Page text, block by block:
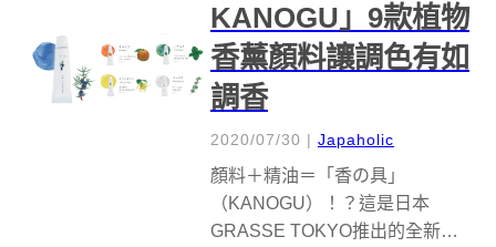
KANOGU」9款植物
香薰顏料讓調色有如
調香
2020/07/30 | Japaholic
顏料＋精油＝「香の具」
（KANOGU）！？這是日本
GRASSE TOKYO推出的全新文